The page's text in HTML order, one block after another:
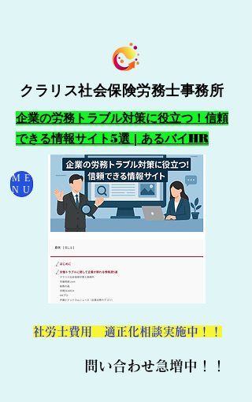
クラリス社会保険労務士事務所
企業の労務トラブル対策に役立つ！信頼
できる情報サイト5選 | あるバイHR
ME
NU
​社労士費用 適正化相談実施中！！
​問い合わせ急増中！！